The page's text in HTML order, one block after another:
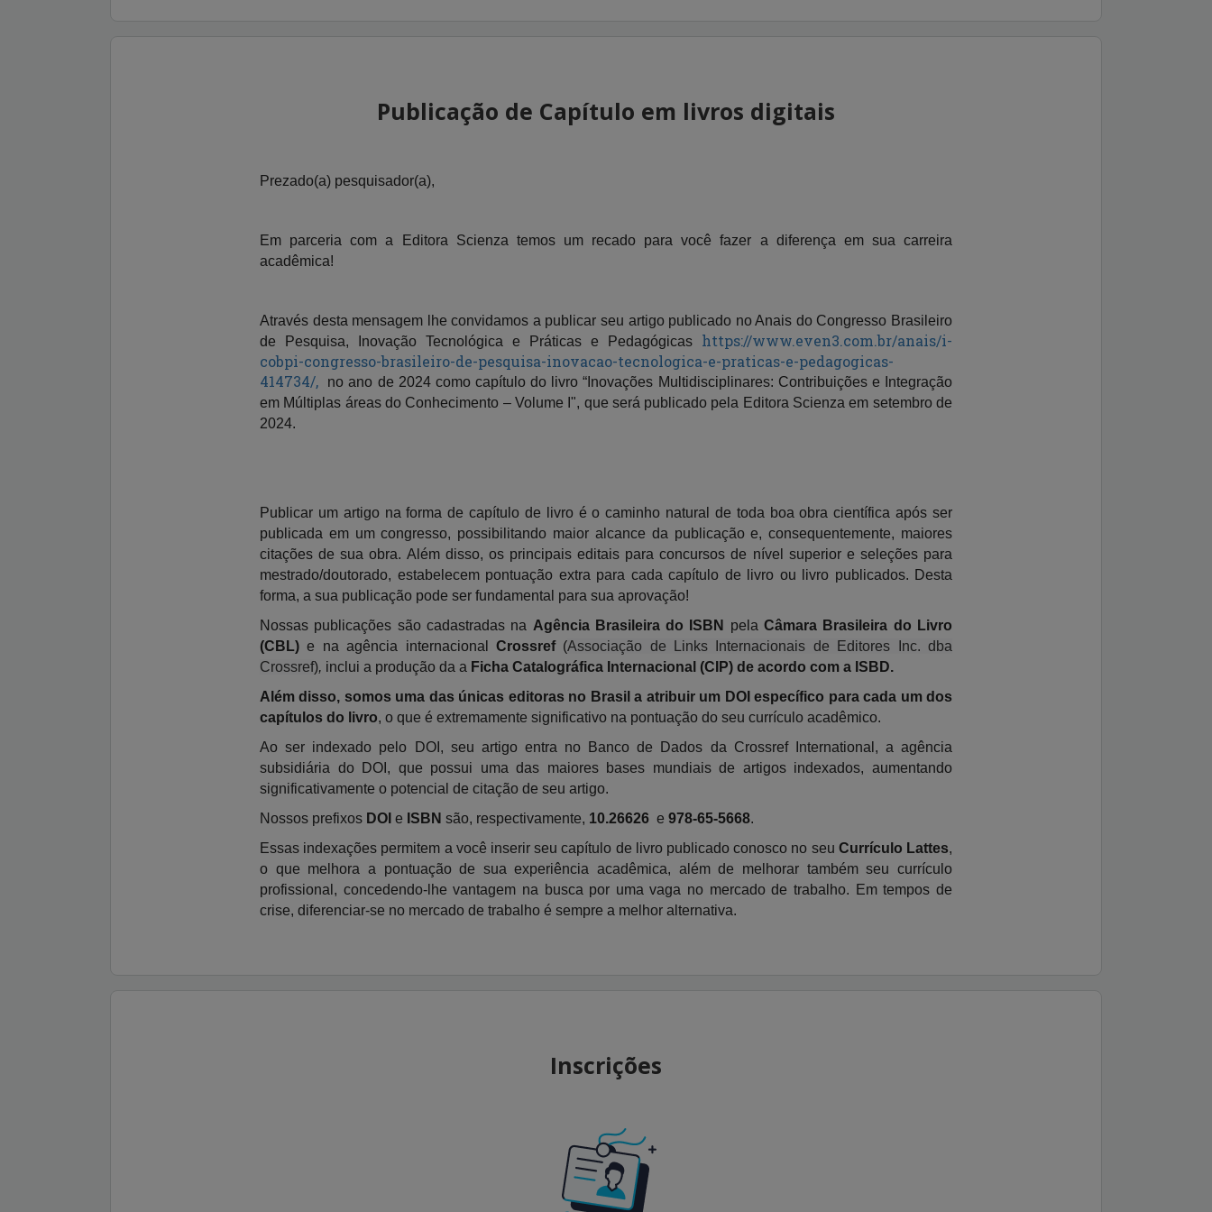
Publicação de Capítulo em livros digitais
Prezado(a) pesquisador(a),
Em parceria com a Editora Scienza temos um recado para você fazer a diferença em sua carreira
acadêmica!
Através desta mensagem lhe convidamos a publicar seu artigo publicado no Anais do Congresso Brasileiro
de Pesquisa, Inovação Tecnológica e Práticas e Pedagógicas https://www.even3.com.br/anais/i-
cobpi-congresso-brasileiro-de-pesquisa-inovacao-tecnologica-e-praticas-e-pedagogicas-
414734/,
no ano de 2024 como capítulo do livro “Inovações Multidisciplinares: Contribuições e Integração
em Múltiplas áreas do Conhecimento – Volume I", que será publicado pela Editora Scienza em setembro de
2024.
Publicar um artigo na forma de capítulo de livro é o caminho natural de toda boa obra científica após ser
publicada em um congresso, possibilitando maior alcance da publicação e, consequentemente, maiores
citações de sua obra. Além disso, os principais editais para concursos de nível superior e seleções para
mestrado/doutorado, estabelecem pontuação extra para cada capítulo de livro ou livro publicados. Desta
forma, a sua publicação pode ser fundamental para sua aprovação!
Nossas publicações são cadastradas na Agência Brasileira do ISBN pelaCâmara Brasileira do Livro
(CBL) e na agência internacional Crossref (Associação de Links Internacionais de Editores Inc. dba
Crossref), inclui a produção da a Ficha Catalográfica Internacional (CIP) de acordo com a ISBD.
Além disso, somos uma das únicas editoras no Brasil a atribuir um DOI específico para cada um dos
capítulos do livro, o que é extremamente significativo na pontuação do seu currículo acadêmico.
Ao ser indexado pelo DOI, seu artigo entra no Banco de Dados da Crossref International, a agência
subsidiária do DOI, que possui uma das maiores bases mundiais de artigos indexados, aumentando
significativamente o potencial de citação de seu artigo.
Nossos prefixos DOI e ISBN são, respectivamente, 10.26626 e 978-65-5668.
Essas indexações permitem a você inserir seu capítulo de livro publicado conosco no seu Currículo Lattes,
o que melhora a pontuação de sua experiência acadêmica, além de melhorar também seu currículo
profissional, concedendo-lhe vantagem na busca por uma vaga no mercado de trabalho. Em tempos de
crise, diferenciar-se no mercado de trabalho é sempre a melhor alternativa.
Inscrições